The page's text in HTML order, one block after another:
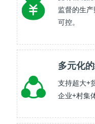
监督的生
可控。
多元化
支持超大+
企业+村集